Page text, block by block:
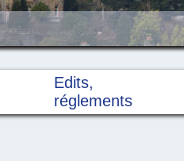
Edits,
réglements